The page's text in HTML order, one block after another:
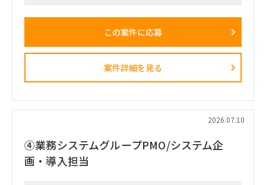
ィ上の問題や設定不備を検出できるAIエージェントの開発を想
LLMのみで判断するのではなく、ルールベースロジックやパタ
る確認を適切に挟むハイブリッド型の仕組みを構築していただ
きます。
■主な業務内容
・ファイアウォール設定ファイルの解析・レビュー
・ネットワーク構成、ポリシー、ACL、セグメンテーションの
・LLMとルールベースロジックを組み合わせた判定ロジックの
設計
・複数ネットワーク機器を横断した構成比較・不整合検知
この案件に応募
案件詳細を見る
2026.07.10
④業務システムグループPMO/システム企
画・導入担当